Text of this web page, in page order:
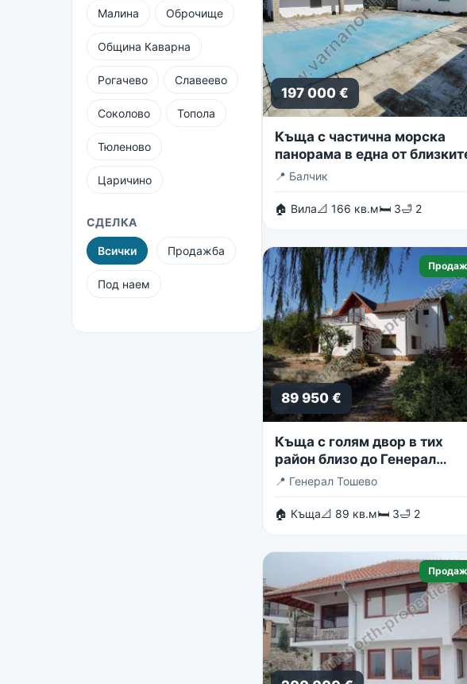
Малина Оброчище
Община Каварна
Рогачево Славеево
Соколово Топола
Тюленово
Царичино
СДЕЛКА
Всички Продажба
Под наем
197 000 €
Къща с частична морска
панорама в една от
вилни зони в гр. Балчик
📍 Балчик
🏠 Вила📐 166 кв.м🛏 3🛁 2
89 950 €
Къща с голям двор в тих
район близо до Генерал
Тошево
📍 Генерал Тошево
🏠 Къща📐 89 кв.м🛏 3🛁 2